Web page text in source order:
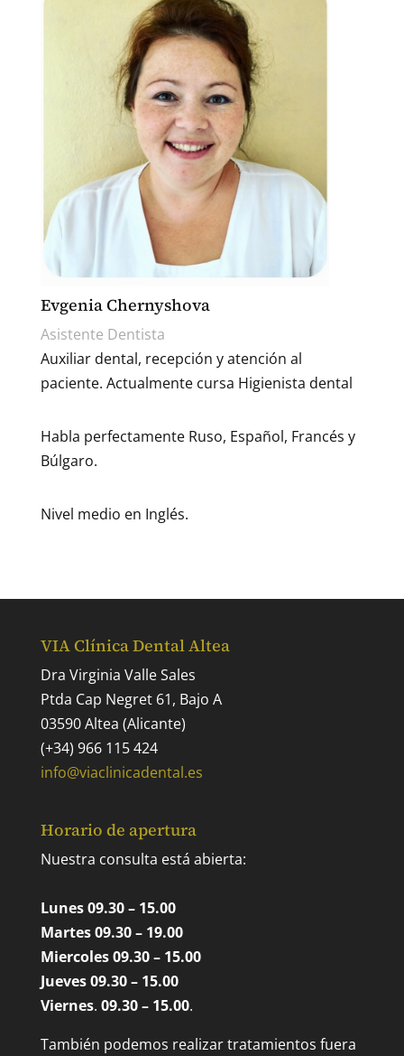
Evgenia Chernyshova
Asistente Dentista
Auxiliar dental, recepción y atención al
paciente. Actualmente cursa Higienista dental
Habla perfectamente Ruso, Español, Francés y
Búlgaro.
Nivel medio en Inglés.
VIA Clínica Dental Altea
Dra Virginia Valle Sales
Ptda Cap Negret 61, Bajo A
03590 Altea (Alicante)
(+34) 966 115 424
info@viaclinicadental.es
Horario de apertura
Nuestra consulta está abierta:
Lunes 09.30 – 15.00
Martes 09.30 – 19.00
Miercoles 09.30 – 15.00
Jueves 09.30 – 15.00
Viernes. 09.30 – 15.00.
También podemos realizar tratamientos fuera